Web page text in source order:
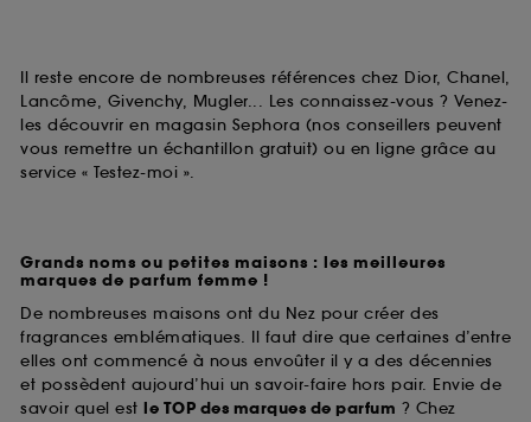
Il reste encore de nombreuses références chez Dior, Chanel,
Lancôme, Givenchy, Mugler... Les connaissez-vous ? Venez-
les découvrir en magasin Sephora (nos conseillers peuvent
vous remettre un échantillon gratuit) ou en ligne grâce au
service « Testez-moi ».
Grands noms ou petites maisons : les meilleures
marques de parfum femme !
De nombreuses maisons ont du Nez pour créer des
fragrances emblématiques. Il faut dire que certaines d’entre
elles ont commencé à nous envoûter il y a des décennies
et possèdent aujourd’hui un savoir-faire hors pair. Envie de
savoir quel est le TOP des marques de parfum ? Chez